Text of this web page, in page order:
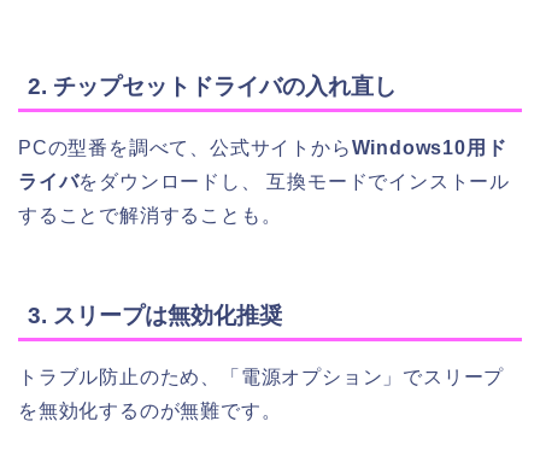
2. チップセットドライバの入れ直し
PCの型番を調べて、公式サイトからWindows10用ド
ライバをダウンロードし、 互換モードでインストール
することで解消することも。
3. スリープは無効化推奨
トラブル防止のため、「電源オプション」でスリープ
を無効化するのが無難です。